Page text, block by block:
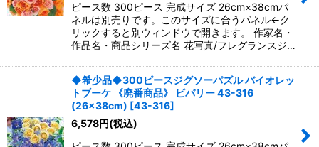
ピース数 300ピース 完成サイズ 26cm×38cmパ
ネルは別売りです。このサイズに合うパネル←ク
リックすると別ウィンドウで開きます。 作家名・
作品名・商品シリーズ名 花写真/フレグランスジ…
◆希少品◆300ピースジグソーパズル バイオレッ
トブーケ 《廃番商品》 ビバリー 43-316
(26×38cm) [43-316]
6,578円(税込)